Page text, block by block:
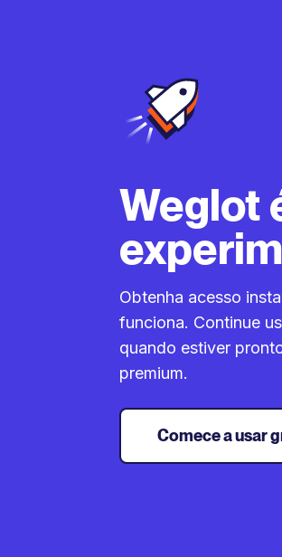
Weglot
Obtenha acesso
funciona. Continue
quando estiver
premium.
Comece a usar